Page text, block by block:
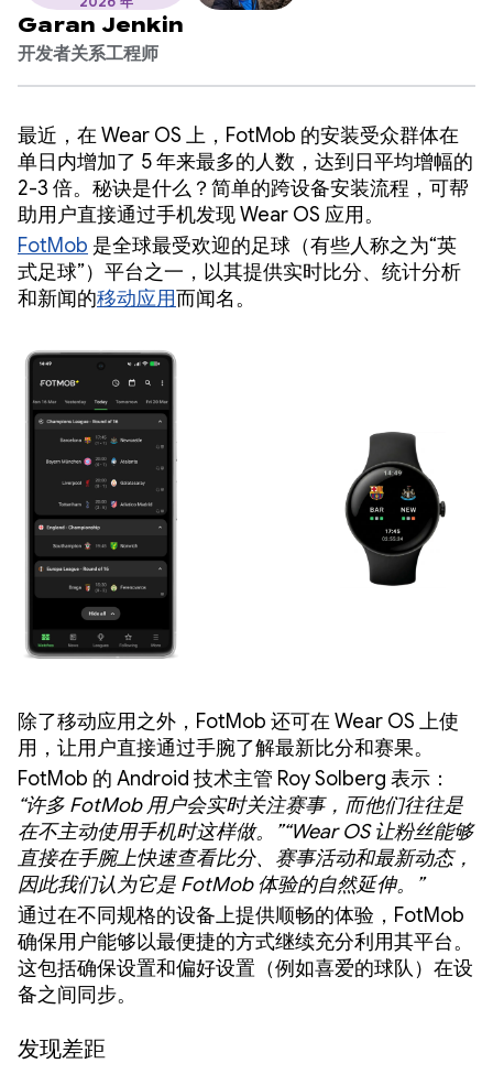
Garan Jenkin
开发者关系工程师
最近，在 Wear OS 上，FotMob 的安装受众群体在
单日内增加了 5 年来最多的人数，达到日平均增幅的
2-3 倍。秘诀是什么？简单的跨设备安装流程，可帮
助用户直接通过手机发现 Wear OS 应用。
FotMob 是全球最受欢迎的足球（有些人称之为“英
式足球”）平台之一，以其提供实时比分、统计分析
和新闻的移动应用而闻名。
除了移动应用之外，FotMob 还可在 Wear OS 上使
用，让用户直接通过手腕了解最新比分和赛果。
FotMob 的 Android 技术主管 Roy Solberg 表示：
“许多 FotMob 用户会实时关注赛事，而他们往往是
在不主动使用手机时这样做。”“Wear OS 让粉丝能够
直接在手腕上快速查看比分、赛事活动和最新动态，
因此我们认为它是 FotMob 体验的自然延伸。”
通过在不同规格的设备上提供顺畅的体验，FotMob
确保用户能够以最便捷的方式继续充分利用其平台。
这包括确保设置和偏好设置（例如喜爱的球队）在设
备之间同步。
发现差距